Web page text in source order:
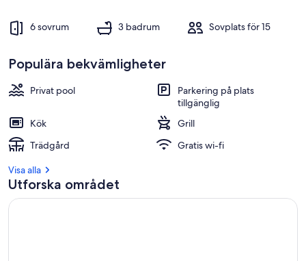
6 sovrum 3 badrum Sovplats för 15
Populära bekvämligheter
Privat pool
Parkering på plats
tillgänglig
Kök
Grill
Trädgård
Gratis wi-fi
Visa alla
Utforska området